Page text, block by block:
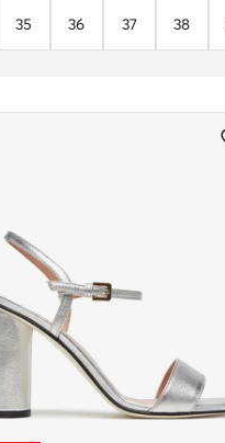
35 36 37 38